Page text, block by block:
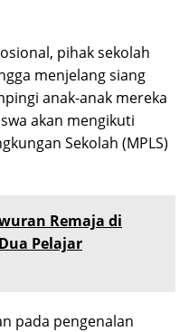
pihak sekolah
menjelang siang
anak-anak mereka
akan mengikuti
Sekolah (MPLS)
Remaja di
Pelajar
pada pengenalan